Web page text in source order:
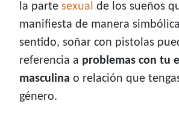
la parte sexual de los sueños
manifiesta de manera
sentido, soñar con pistolas
referencia a problemas con tu
masculina o relación que
género.